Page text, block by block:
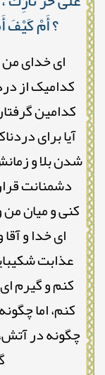
؟ أَمْ كَيْفَ
ای خدای من
کدامیک از
کدامین
آیا برای
شدن بلا و
دشمنانت
کنی و میان
ای خدا و
عذابت
کنم و گیرم
کنم، اما
چگونه در